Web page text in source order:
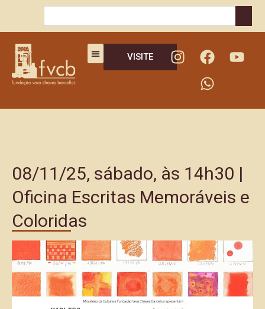
VISITE
08/11/25, sábado, às 14h30 |
Oficina Escritas Memoráveis e
Coloridas